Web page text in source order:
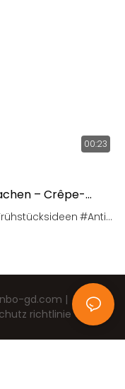
00:23
– Crêpe-
#Antihaftbeschichtung
gd.com |
richtlinie